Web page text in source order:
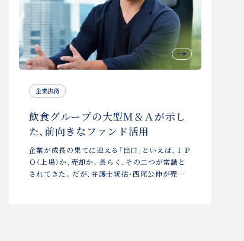
企業法務
飲食グループの大型Ｍ＆Ａが示し
た、前向きなファンド活用
企業が成長の果てに迎える「出口」といえば、ＩＰ
Ｏ（上場）か、売却か。長らく、その二つが常識と
されてきた。だが、弁護士統括・西尾公伸が売り